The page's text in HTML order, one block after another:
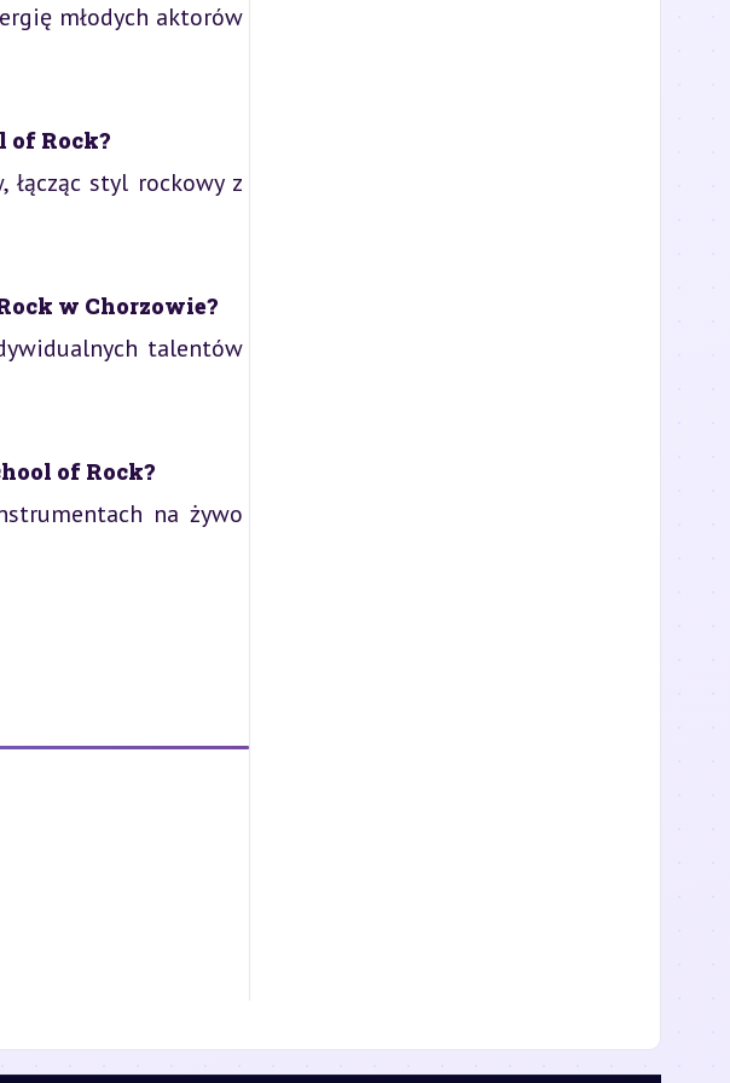
młodych aktorów
of Rock?
styl rockowy z
w Chorzowie?
talentów
of Rock?
na żywo